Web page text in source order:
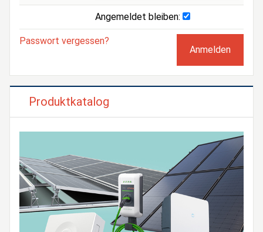
Angemeldet bleiben:
Passwort vergessen?
Produktkatalog